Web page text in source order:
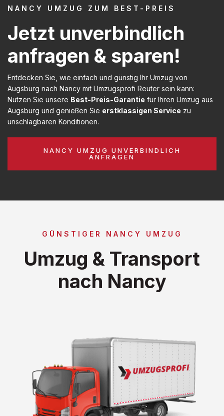
NANCY UMZUG ZUM BEST-PREIS
Jetzt unverbindlich
anfragen & sparen!
Entdecken Sie, wie einfach und günstig Ihr Umzug von
Augsburg nach Nancy mit Umzugsprofi Reuter sein kann:
Nutzen Sie unsere Best-Preis-Garantie für Ihren Umzug aus
Augsburg und genießen Sie erstklassigen Service zu
unschlagbaren Konditionen.
NANCY UMZUG UNVERBINDLICH
ANFRAGEN
GÜNSTIGER NANCY UMZUG
Umzug & Transport
nach Nancy